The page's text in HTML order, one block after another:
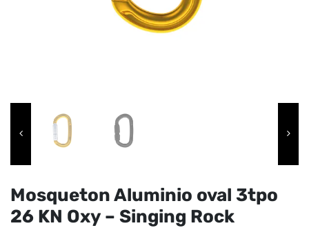
Mosqueton Aluminio oval 3tpo
26 KN Oxy – Singing Rock